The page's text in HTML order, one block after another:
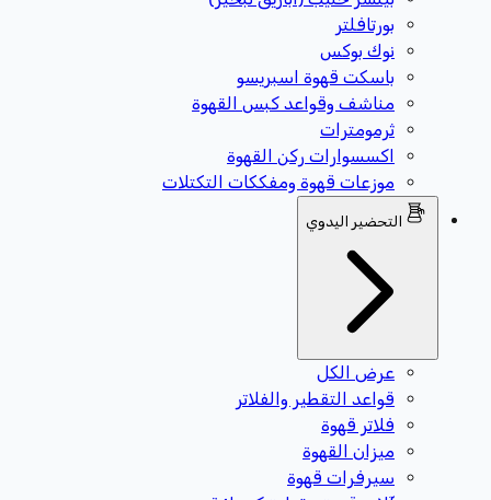
بورتافلتر
نوك بوكس
باسكت قهوة اسبريسو
مناشف وقواعد كبس القهوة
ثرمومترات
اكسسوارات ركن القهوة
موزعات قهوة ومفككات التكتلات
التحضير اليدوي
عرض الكل
قواعد التقطير والفلاتر
فلاتر قهوة
ميزان القهوة
سيرفرات قهوة